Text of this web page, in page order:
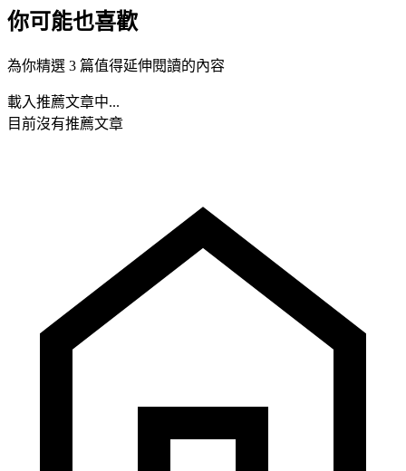
你可能也喜歡
為你精選 3 篇值得延伸閱讀的內容
載入推薦文章中...
目前沒有推薦文章